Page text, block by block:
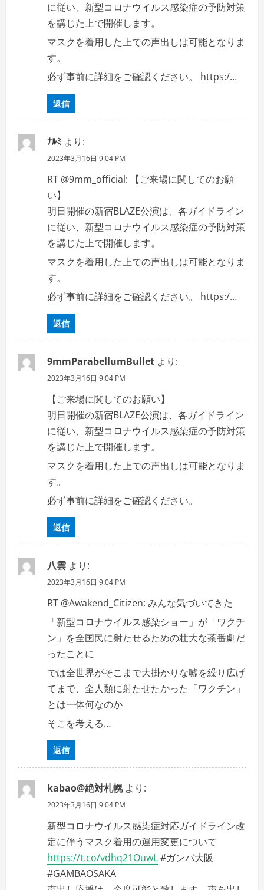
に従い、新型コロナウイルス感染症の予防対策
を講じた上で開催します。
マスクを着用した上での声出しは可能となりま
す。
必ず事前に詳細をご確認ください。 https:/…
返信
ﾅﾙﾐ より:
2023年3月16日 9:04 PM
RT @9mm_official: 【ご来場に関してのお願
い】
明日開催の新宿BLAZE公演は、各ガイドライン
に従い、新型コロナウイルス感染症の予防対策
を講じた上で開催します。
マスクを着用した上での声出しは可能となりま
す。
必ず事前に詳細をご確認ください。 https:/…
返信
9mmParabellumBullet より:
2023年3月16日 9:04 PM
【ご来場に関してのお願い】
明日開催の新宿BLAZE公演は、各ガイドライン
に従い、新型コロナウイルス感染症の予防対策
を講じた上で開催します。
マスクを着用した上での声出しは可能となりま
す。
必ず事前に詳細をご確認ください。
返信
八雲 より:
2023年3月16日 9:04 PM
RT @Awakend_Citizen: みんな気づいてきた
「新型コロナウイルス感染ショー」が「ワクチ
ン」を全国民に射たせるための壮大な茶番劇だ
ったことに
では全世界がそこまで大掛かりな嘘を繰り広げ
てまで、全人類に射たせたかった「ワクチン」
とは一体何なのか
そこを考える…
返信
kabao@絶対札幌 より:
2023年3月16日 9:04 PM
新型コロナウイルス感染症対応ガイドライン改
定に伴うマスク着用の運用変更について
https://t.co/vdhq21OuwL#ガンバ大阪
#GAMBAOSAKA